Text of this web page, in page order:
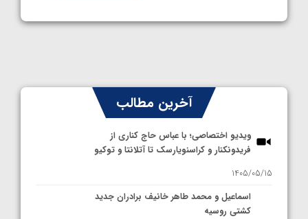
آخرین مطالب
ویدیو اختصاصی؛ با عباس حاج کناری از
فریدونکنار و کراسنویارسک تا آتلانتا و توکیو
1405/05/15
اسماعیل و محمد طاهر خانیف برادران جدید
کشتی روسیه